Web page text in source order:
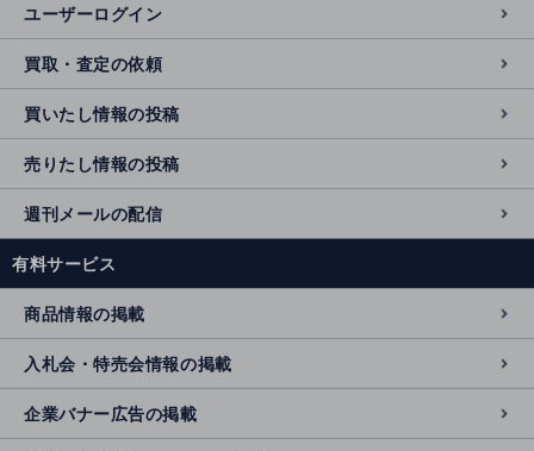
ユーザーログイン
買取・査定の依頼
買いたし情報の投稿
売りたし情報の投稿
週刊メールの配信
有料サービス
商品情報の掲載
入札会・特売会情報の掲載
企業バナー広告の掲載